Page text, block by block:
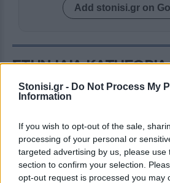
Stonisi.gr - Do Not Process My
Information
If you wish to opt-out of the sale,
processing of your personal or
targeted advertising by us, please use
section to confirm your selection.
opt-out request is processed you may
Add stonisi.gr on
ΣΤΗΝ ΙΔΙΑ ΚΑΤΗΓΟΡΙΑ
ΜΥΤΙΛΗΝΗ
«Λευτεριά στην Παλαιστίνη»
Συγκέντρωση στην Περιφέρεια
στα πλαίσια της Πανελλαδικής
ημέρας δράσης για την
Παλαιστίνη, πορεία στην
προκυμαία και δρώμενο στο
Άγαλμα της Ελευθερίας